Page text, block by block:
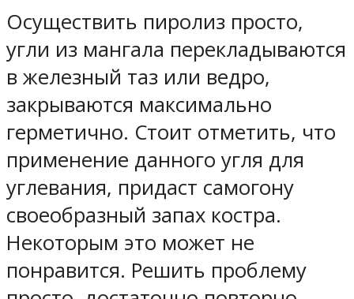
Осуществить пиролиз просто,
угли из мангала перекладываются
в железный таз или ведро,
закрываются максимально
герметично. Стоит отметить, что
применение данного угля для
углевания, придаст самогону
своеобразный запах костра.
Некоторым это может не
понравится. Решить проблему